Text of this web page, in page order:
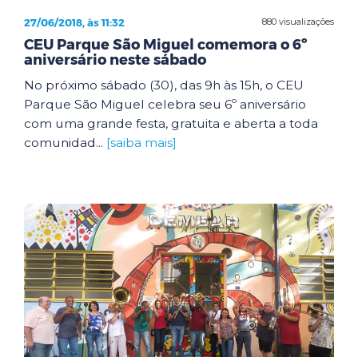
880 visualizações
27/06/2018, às 11:32
CEU Parque São Miguel comemora o 6º
aniversário neste sábado
No próximo sábado (30), das 9h às 15h, o CEU
Parque São Miguel celebra seu 6º aniversário
com uma grande festa, gratuita e aberta a toda
comunidad... [saiba mais]